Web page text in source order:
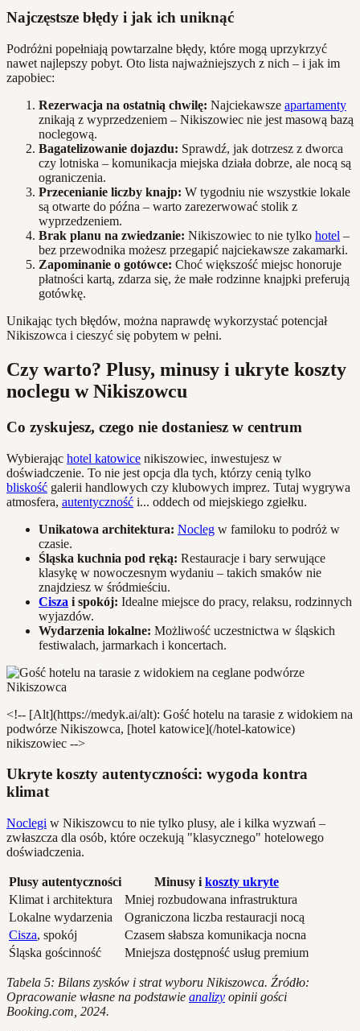
Najczęstsze błędy i jak ich uniknąć
Podróżni popełniają powtarzalne błędy, które mogą uprzykrzyć
nawet najlepszy pobyt. Oto lista najważniejszych z nich – i jak im
zapobiec:
Rezerwacja na ostatnią chwilę: Najciekawsze apartamenty
znikają z wyprzedzeniem – Nikiszowiec nie jest masową bazą
noclegową.
Bagatelizowanie dojazdu: Sprawdź, jak dotrzesz z dworca
czy lotniska – komunikacja miejska działa dobrze, ale nocą są
ograniczenia.
Przecenianie liczby knajp: W tygodniu nie wszystkie lokale
są otwarte do późna – warto zarezerwować stolik z
wyprzedzeniem.
Brak planu na zwiedzanie: Nikiszowiec to nie tylko hotel –
bez przewodnika możesz przegapić najciekawsze zakamarki.
Zapominanie o gotówce: Choć większość miejsc honoruje
płatności kartą, zdarza się, że małe rodzinne knajpki preferują
gotówkę.
Unikając tych błędów, można naprawdę wykorzystać potencjał
Nikiszowca i cieszyć się pobytem w pełni.
Czy warto? Plusy, minusy i ukryte koszty
noclegu w Nikiszowcu
Co zyskujesz, czego nie dostaniesz w centrum
Wybierając hotel katowice nikiszowiec, inwestujesz w
doświadczenie. To nie jest opcja dla tych, którzy cenią tylko
bliskość galerii handlowych czy klubowych imprez. Tutaj wygrywa
atmosfera, autentyczność i... oddech od miejskiego zgiełku.
Unikatowa architektura: Nocleg w familoku to podróż w
czasie.
Śląska kuchnia pod ręką: Restauracje i bary serwujące
klasykę w nowoczesnym wydaniu – takich smaków nie
znajdziesz w śródmieściu.
Cisza i spokój: Idealne miejsce do pracy, relaksu, rodzinnych
wyjazdów.
Wydarzenia lokalne: Możliwość uczestnictwa w śląskich
festiwalach, jarmarkach i koncertach.
<!-- [Alt](https://medyk.ai/alt): Gość hotelu na tarasie z widokiem na
podwórze Nikiszowca, [hotel katowice](/hotel-katowice)
nikiszowiec -->
Ukryte koszty autentyczności: wygoda kontra
klimat
Noclegi w Nikiszowcu to nie tylko plusy, ale i kilka wyzwań –
zwłaszcza dla osób, które oczekują "klasycznego" hotelowego
doświadczenia.
Plusy autentyczności Minusy i koszty ukryte
Klimat i architektura
Mniej rozbudowana infrastruktura
Lokalne wydarzenia
Ograniczona liczba restauracji nocą
Cisza, spokój
Czasem słabsza komunikacja nocna
Śląska gościnność
Mniejsza dostępność usług premium
Tabela 5: Bilans zysków i strat wyboru Nikiszowca. Źródło:
Opracowanie własne na podstawie analizy opinii gości
Booking.com, 2024.